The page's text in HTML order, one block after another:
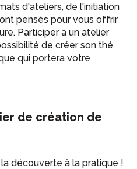
d'ateliers, de l'initiation
pensés pour vous offrir
Participer à un atelier
de créer son thé
qui portera votre
de création de
découverte à la pratique !